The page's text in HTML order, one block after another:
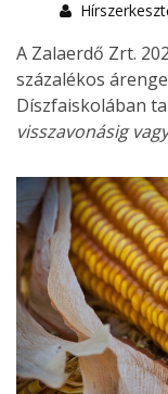
A Zalaerdő Zrt.
százalékos
Díszfaiskolában
visszavonásig